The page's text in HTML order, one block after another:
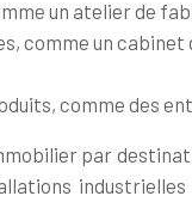
un atelier de
comme un
comme des
par